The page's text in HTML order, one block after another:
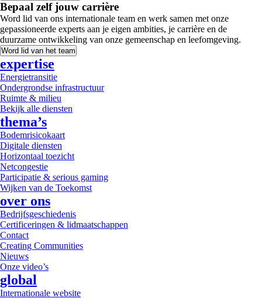
Bepaal zelf jouw carrière
Word lid van ons internationale team en werk samen met onze
gepassioneerde experts aan je eigen ambities, je carrière en de
duurzame ontwikkeling van onze gemeenschap en leefomgeving.
Word lid van het team
expertise
Energietransitie
Ondergrondse infrastructuur
Ruimte & milieu
Bekijk alle diensten
thema’s
Bodemrisicokaart
Digitale diensten
Horizontaal toezicht
Netcongestie
Participatie & serious gaming
Wijken van de Toekomst
over ons
Bedrijfsgeschiedenis
Certificeringen & lidmaatschappen
Contact
Creating Communities
Nieuws
Onze video’s
global
Internationale website